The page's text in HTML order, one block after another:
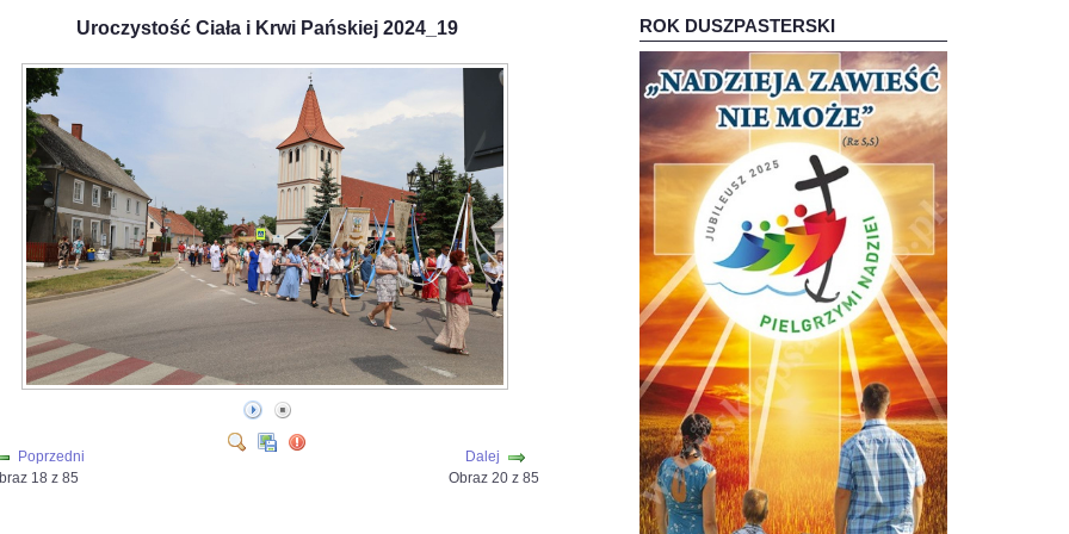
Uroczystość Ciała i Krwi Pańskiej 2024_19
Poprzedni
18 z 85
Dalej
Obraz 20 z 85
ROK DUSZPASTERSKI